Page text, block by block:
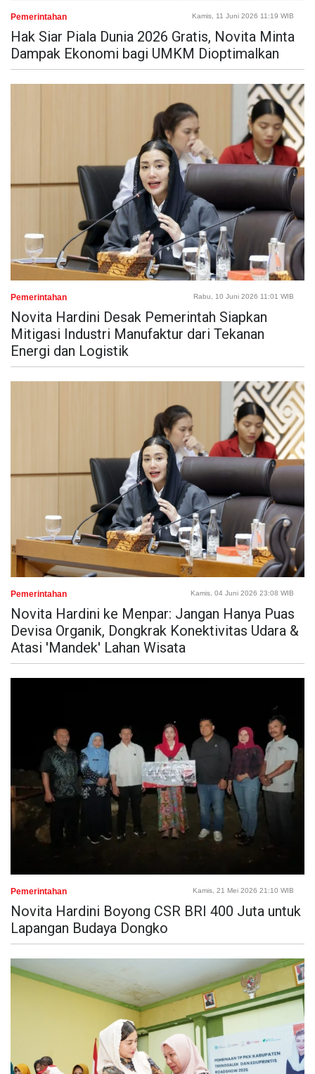
Pemerintahan Kamis, 11 Juni 2026 11:19 WIB
Hak Siar Piala Dunia 2026 Gratis, Novita Minta
Dampak Ekonomi bagi UMKM Dioptimalkan
Pemerintahan Rabu, 10 Juni 2026 11:01 WIB
Novita Hardini Desak Pemerintah Siapkan
Mitigasi Industri Manufaktur dari Tekanan
Energi dan Logistik
Pemerintahan Kamis, 04 Juni 2026 23:08 WIB
Novita Hardini ke Menpar: Jangan Hanya Puas
Devisa Organik, Dongkrak Konektivitas Udara &
Atasi 'Mandek' Lahan Wisata
Pemerintahan Kamis, 21 Mei 2026 21:10 WIB
Novita Hardini Boyong CSR BRI 400 Juta untuk
Lapangan Budaya Dongko